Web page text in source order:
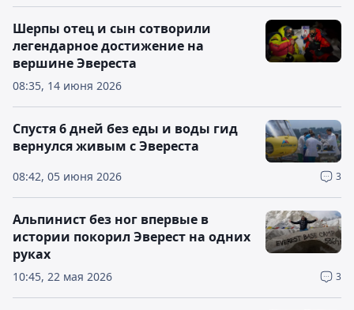
08:35, 14 июня 2026
Шерпы отец и сын сотворили
легендарное достижение на
вершине Эвереста
08:42, 05 июня 2026 3
Спустя 6 дней без еды и воды гид
вернулся живым с Эвереста
10:45, 22 мая 2026 3
Альпинист без ног впервые в
истории покорил Эверест на одних
руках